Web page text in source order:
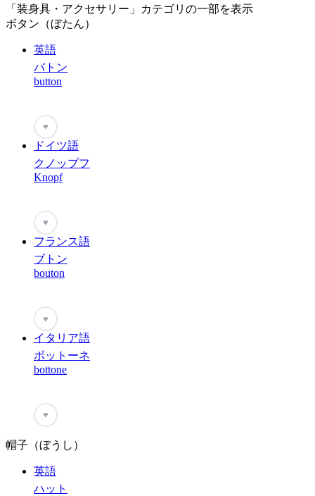
「装身具・アクセサリー」カテゴリの一部を表示
ボタン（ぼたん）
英語
バトン
button
♥
ドイツ語
クノップフ
Knopf
♥
フランス語
ブトン
bouton
♥
イタリア語
ボットーネ
bottone
♥
帽子（ぼうし）
英語
ハット